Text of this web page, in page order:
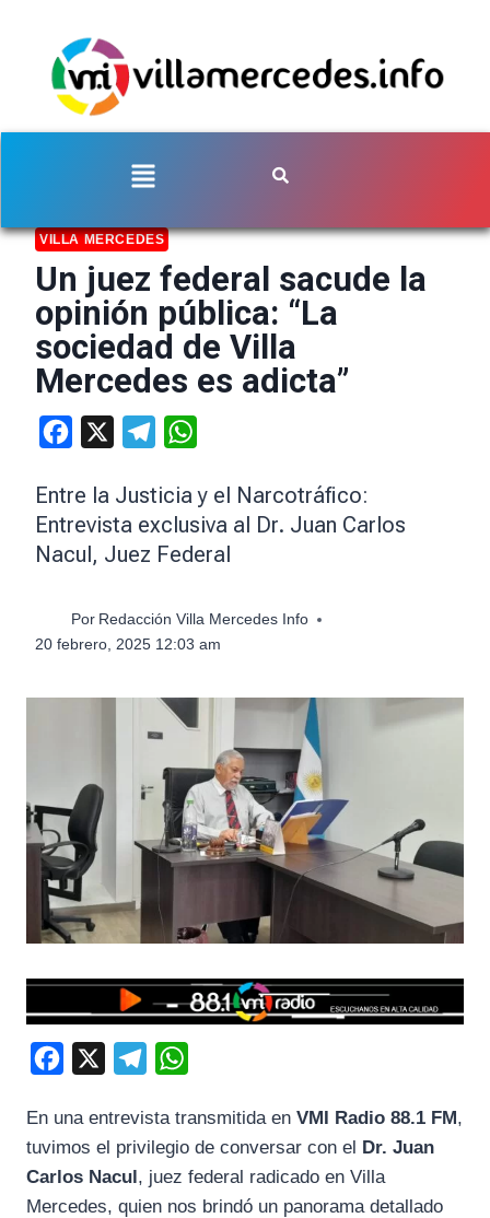
VILLA MERCEDES
Un juez federal sacude la
opinión pública: “La
sociedad de Villa
Mercedes es adicta”
Facebook Telegram
Entre la Justicia y el Narcotráfico:
Entrevista exclusiva al Dr. Juan Carlos
Nacul, Juez Federal
Por Redacción Villa Mercedes Info
20 febrero, 2025 12:03 am
c
e
b
l
e
g
a
t
s
En una entrevista transmitida en VMI Radio 88.1 FM,
tuvimos el privilegio de conversar con el Dr. Juan
Carlos Nacul, juez federal radicado en Villa
Mercedes, quien nos brindó un panorama detallado